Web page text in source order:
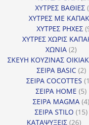
ΧΥΤΡΕΣ ΒΑΘΙΕΣ
ΧΥΤΡΕΣ ΜΕ
ΧΥΤΡΕΣ ΡΗΧΕΣ
ΧΥΤΡΕΣ ΧΩΡΙΣ
ΧΩΝΙΑ 22
ΣΚΕΥΗ ΚΟΥΖΙΝΑΣ
ΣΕΙΡΑ BASIC 22
ΣΕΙΡΑ COCOTTES
ΣΕΙΡΑ HOME 55
ΣΕΙΡΑ MAGMA 44
ΣΕΙΡΑ STILO 1515
ΚΑΤΑΨΥΞΕΙΣ 2626